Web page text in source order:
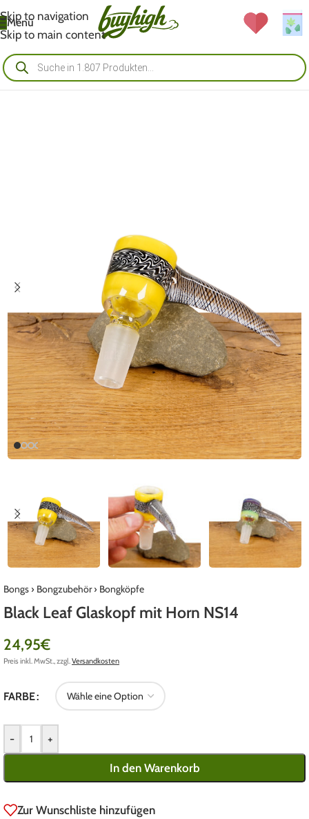
Skip to navigation
Skip to main content
Menü
Bongs› Bongzubehör› Bongköpfe
Black Leaf Glaskopf mit Horn NS14
24,95€
Preis inkl. MwSt., zzgl.Versandkosten
FARBE
- +
In den Warenkorb
Zur Wunschliste hinzufügen